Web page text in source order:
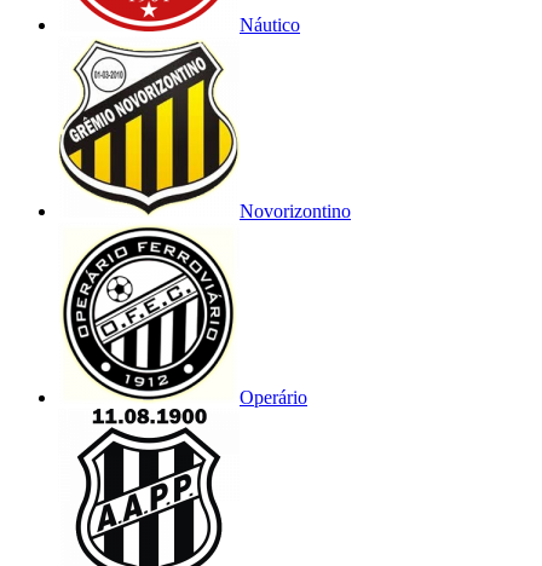
Náutico
Novorizontino
Operário